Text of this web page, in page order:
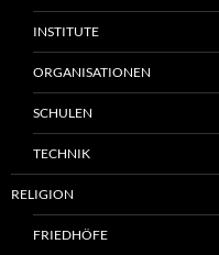
INSTITUTE
ORGANISATIONEN
SCHULEN
TECHNIK
RELIGION
FRIEDHÖFE